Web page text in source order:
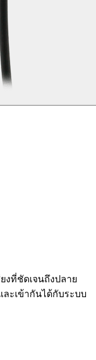
ที่ชัดเจนถึงปลาย
ละเข้ากันได้กับระบบ